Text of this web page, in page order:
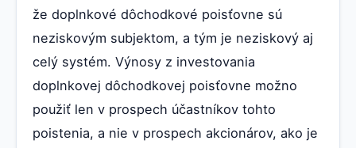
že doplnkové dôchodkové poisťovne sú
neziskovým subjektom, a tým je neziskový aj
celý systém. Výnosy z investovania
doplnkovej dôchodkovej poisťovne možno
použiť len v prospech účastníkov tohto
poistenia, a nie v prospech akcionárov, ako je